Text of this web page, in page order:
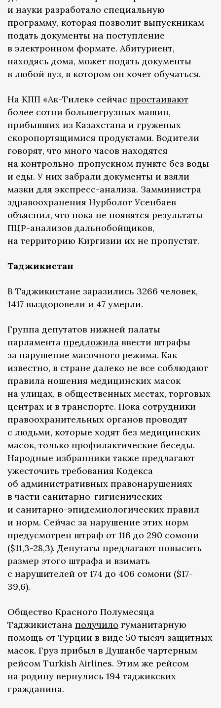
и науки разработало специальную
программу, которая позволит выпускникам
подать документы на поступление
в электронном формате. Абитуриент,
находясь дома, может подать документы
в любой вуз, в котором он хочет обучаться.
На КПП «Ак-Тилек» сейчас простаивают
более сотни большегрузных машин,
прибывших из Казахстана и груженых
скоропортящимися продуктами. Водители
говорят, что много часов находятся
на контрольно-пропускном пункте без воды
и еды. У них забрали документы и взяли
мазки для экспресс-анализа. Замминистра
здравоохранения Нурболот Усенбаев
объяснил, что пока не появятся результаты
ПЦР-анализов дальнобойщиков,
на территорию Киргизии их не пропустят.
Таджикистан
В Таджикистане заразились 3266 человек,
1417 выздоровели и 47 умерли.
Группа депутатов нижней палаты
парламента предложила ввести штрафы
за нарушение масочного режима. Как
известно, в стране далеко не все соблюдают
правила ношения медицинских масок
на улицах, в общественных местах, торговых
центрах и в транспорте. Пока сотрудники
правоохранительных органов проводят
с людьми, которые ходят без медицинских
масок, только профилактические беседы.
Народные избранники также предлагают
ужесточить требования Кодекса
об административных правонарушениях
в части санитарно-гигиенических
и санитарно-эпидемиологических правил
и норм. Сейчас за нарушение этих норм
предусмотрен штраф от 116 до 290 сомони
($11,3-28,3). Депутаты предлагают повысить
размер этого штрафа и взимать
с нарушителей от 174 до 406 сомони ($17-
39,6).
Общество Красного Полумесяца
Таджикистана получило гуманитарную
помощь от Турции в виде 50 тысяч защитных
масок. Груз прибыл в Душанбе чартерным
рейсом Turkish Airlines. Этим же рейсом
на родину вернулись 194 таджикских
гражданина.